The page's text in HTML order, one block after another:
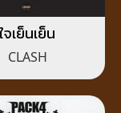
ใจเย็นเย็น
CLASH